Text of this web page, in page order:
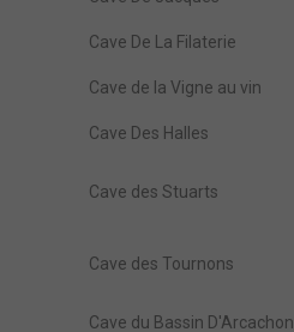
Cave De La Filaterie
Cave de la Vigne au vin
Cave Des Halles
Cave des Stuarts
Cave des Tournons
Cave du Bassin D'Arcachon